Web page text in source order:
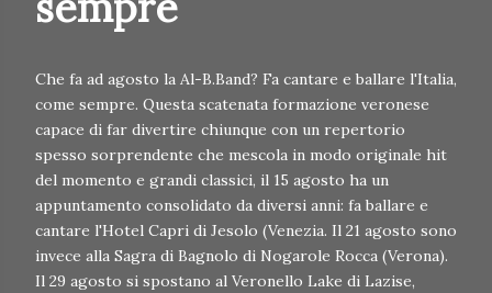
Che fa ad agosto la Al-B.Band? Fa cantare e ballare l'Italia,
come sempre. Questa scatenata formazione veronese
capace di far divertire chiunque con un repertorio
spesso sorprendente che mescola in modo originale hit
del momento e grandi classici, il 15 agosto ha un
appuntamento consolidato da diversi anni: fa ballare e
cantare l'Hotel Capri di Jesolo (Venezia. Il 21 agosto sono
invece alla Sagra di Bagnolo di Nogarole Rocca (Verona).
Il 29 agosto si spostano al Veronello Lake di Lazise,